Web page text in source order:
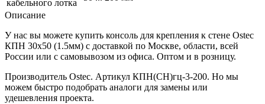
кабельного лотка
Описание
У нас вы можете купить консоль для крепления к стене Ostec
КПН 30х50 (1.5мм) с доставкой по Москве, области, всей
России или с самовывозом из офиса. Оптом и в розницу.
Производитель Ostec. Артикул КПН(СН)гц-3-200. Но мы
можем быстро подобрать аналоги для замены или
удешевления проекта.